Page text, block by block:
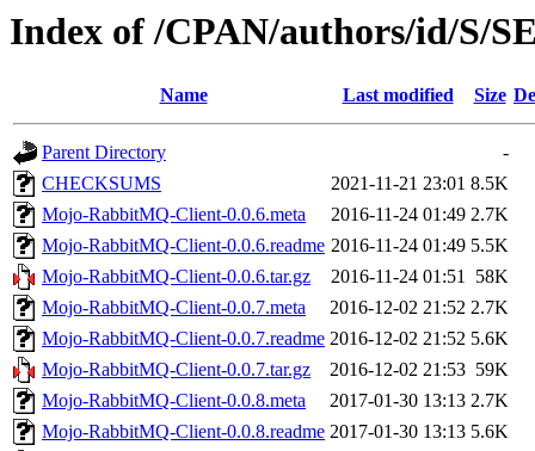
Index of /CPAN/authors/id/S/
Name Last modified Size
Parent Directory
-
CHECKSUMS
2021-11-21 23:01 8.5K
Mojo-RabbitMQ-Client-0.0.6.meta
2016-11-24 01:49 2.7K
Mojo-RabbitMQ-Client-0.0.6.readme 2016-11-24 01:49 5.5K
Mojo-RabbitMQ-Client-0.0.6.tar.gz
2016-11-24 01:51 58K
Mojo-RabbitMQ-Client-0.0.7.meta
2016-12-02 21:52 2.7K
Mojo-RabbitMQ-Client-0.0.7.readme 2016-12-02 21:52 5.6K
Mojo-RabbitMQ-Client-0.0.7.tar.gz
2016-12-02 21:53 59K
Mojo-RabbitMQ-Client-0.0.8.meta
2017-01-30 13:13 2.7K
Mojo-RabbitMQ-Client-0.0.8.readme 2017-01-30 13:13 5.6K